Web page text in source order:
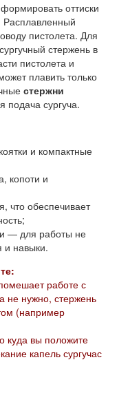
оттиски
Расплавленный
пистолета. Для
стержень в
пистолета и
плавить только
стержни
подача сургуча.
и компактные
копоти и
что обеспечивает
— для работы не
и навыки.
работе с
не нужно, стержень
(например
куда вы положите
капель сургучас